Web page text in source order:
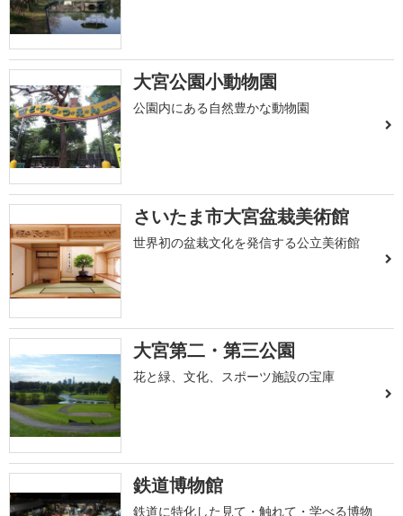
大宮公園小動物園
公園内にある自然豊かな動物園
さいたま市大宮盆栽美術館
世界初の盆栽文化を発信する公立美術館
大宮第二・第三公園
花と緑、文化、スポーツ施設の宝庫
鉄道博物館
鉄道に特化した見て・触れて・学べる博物